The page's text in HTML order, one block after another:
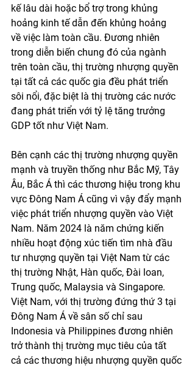
kế lâu dài hoặc bổ trợ trong khủng
hoảng kinh tế dẫn đến khủng hoảng
về việc làm toàn cầu. Đương nhiên
trong diễn biến chung đó của ngành
trên toàn cầu, thị trường nhượng quyền
tại tất cả các quốc gia đều phát triển
sôi nổi, đặc biệt là thị trường các nước
đang phát triển với tỷ lệ tăng trưởng
GDP tốt như Việt Nam.
Bên cạnh các thị trường nhượng quyền
mạnh và truyền thống như Bắc Mỹ, Tây
Âu, Bắc Á thì các thương hiệu trong khu
vực Đông Nam Á cũng vì vậy đẩy mạnh
việc phát triển nhượng quyền vào Việt
Nam. Năm 2024 là năm chứng kiến
nhiều hoạt động xúc tiến tìm nhà đầu
tư nhượng quyền tại Việt Nam từ các
thị trường Nhật, Hàn quốc, Đài loan,
Trung quốc, Malaysia và Singapore.
Việt Nam, với thị trường đứng thứ 3 tại
Đông Nam Á về sân số chỉ sau
Indonesia và Philippines đương nhiên
trở thành thị trường mục tiêu của tất
cả các thương hiệu nhượng quyền quốc